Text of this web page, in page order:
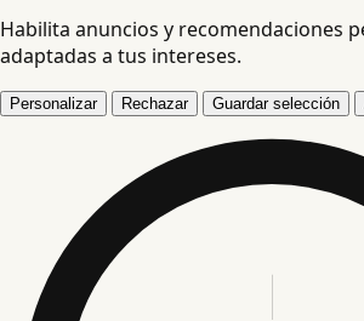
Habilita anuncios y recomendaciones
adaptadas a tus intereses.
Personalizar Rechazar Guardar selección